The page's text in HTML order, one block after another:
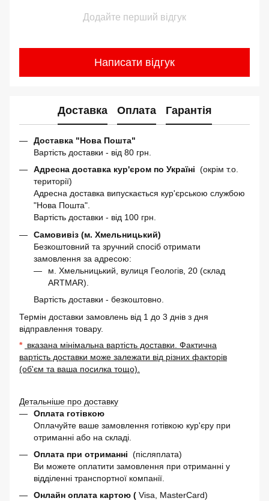
Додайте перший відгук
Написати відгук
Доставка Оплата Гарантія
Доставка "Нова Пошта"
Вартість доставки - від 80 грн.
Адресна доставка кур'єром по Україні (окрім т.о.
території)
Адресна доставка випускається кур'єрською службою
"Нова Пошта".
Вартість доставки - від 100 грн.
Самовивіз (м. Хмельницький)
Безкоштовний та зручний спосіб отримати
замовлення за адресою:
м. Хмельницький, вулиця Геологів, 20 (склад
ARTMAR).
Вартість доставки - безкоштовно.
Термін доставки замовлень від 1 до 3 днів з дня
відправлення товару.
* вказана мінімальна вартість доставки. Фактична
вартість доставки може залежати від різних факторів
(об'єм та ваша посилка тощо).
Детальніше про доставку
Оплата готівкою
Оплачуйте ваше замовлення готівкою кур'єру при
отриманні або на складі.
Оплата при отриманні (післяплата)
Ви можете оплатити замовлення при отриманні у
відділенні транспортної компанії.
Онлайн оплата картою ( Visa, MasterCard)